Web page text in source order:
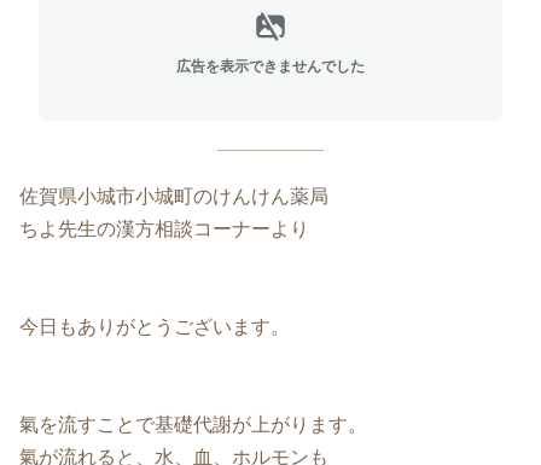
広告を表示できませんでした
佐賀県小城市小城町のけんけん薬局
ちよ先生の漢方相談コーナーより
今日もありがとうございます。
氣を流すことで基礎代謝が上がります。
氣が流れると、水、血、ホルモンも